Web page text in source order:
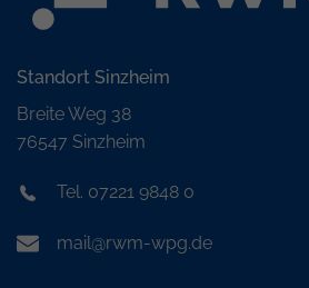
Standort Sinzheim
Breite Weg 38
76547 Sinzheim
Tel. 07221 9848 0
mail@rwm-wpg.de